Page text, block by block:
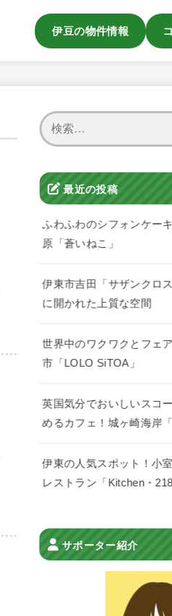
伊豆の物件情報
最近の投稿
ふわふわのシフォンケー
原「蒼いねこ」
伊東市吉田「サザンクロ
に開かれた上質な空間
世界中のワクワクとフェ
市「LOLO SiTOA」
英国気分でおいしいスコ
めるカフェ！城ヶ崎海岸
伊東の人気スポット！小
レストラン「Kitchen・218
サポーター紹介